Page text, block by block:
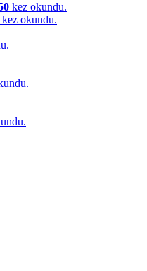
kez okundu.
kez okundu.